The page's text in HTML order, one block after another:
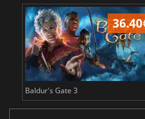
36.40
Baldur's Gate 3